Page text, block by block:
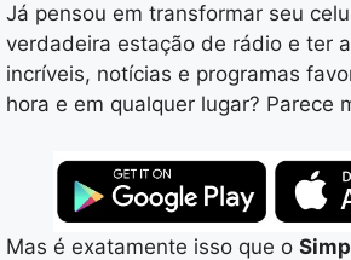
Já pensou em transformar seu
verdadeira estação de rádio e ter
incríveis, notícias e programas
hora e em qualquer lugar? Parece
Mas é exatamente isso que o